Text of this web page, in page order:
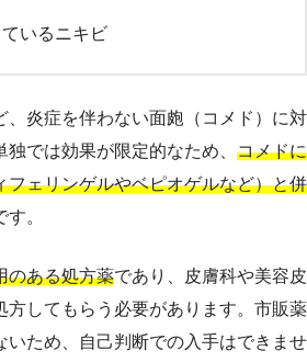
いるニキビ
、炎症を伴わない面皰（コメド）に対
では効果が限定的なため、 コメドに
フェリンゲルやベピオゲルなど）と併
す。
のある処方薬であり、皮膚科や美容皮
方してもらう必要があります。市販薬
いため、自己判断での入手はできませ